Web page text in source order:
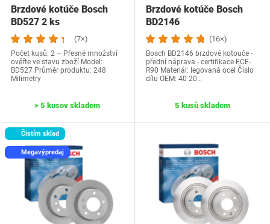
Brzdové kotúče Bosch
BD527 2 ks
(7×)
Počet kusů: 2 – Přesné množství
ověřte ve stavu zboží Model:
BD527 Průměr produktu: 248
Milimetry
> 5 kusov skladem
Brzdové kotúče Bosch
BD2146
(16×)
Bosch BD2146 brzdové kotouče -
přední náprava - certifikace ECE-
R90 Materiál: legovaná ocel Číslo
dílu OEM‎: 40 20…
5 kusů skladem
Čistím sklad
Megavýpredaj